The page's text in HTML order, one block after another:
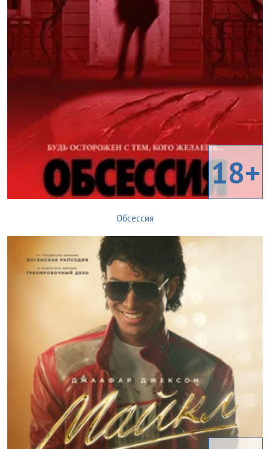
18+
Обсессия